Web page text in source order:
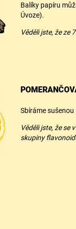
Balíky papíru
Úvoze).
Věděli jste, že ze
Sbíráme
Věděli jste, že se
skupiny